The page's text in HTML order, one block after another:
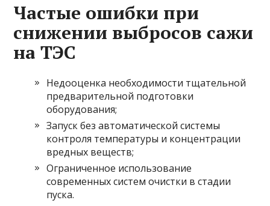
Частые ошибки при
снижении выбросов сажи
на ТЭС
Недооценка необходимости тщательной
предварительной подготовки
оборудования;
Запуск без автоматической системы
контроля температуры и концентрации
вредных веществ;
Ограниченное использование
современных систем очистки в стадии
пуска.